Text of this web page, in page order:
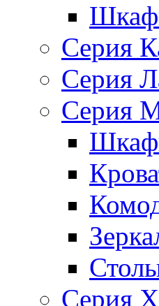
Серия
Серия
Серия
Серия